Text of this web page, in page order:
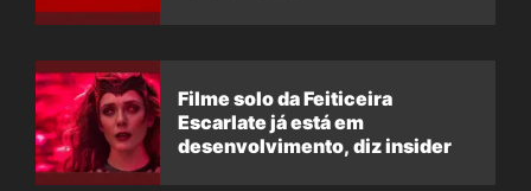
Filme solo da Feiticeira
Escarlate já está em
desenvolvimento, diz insider